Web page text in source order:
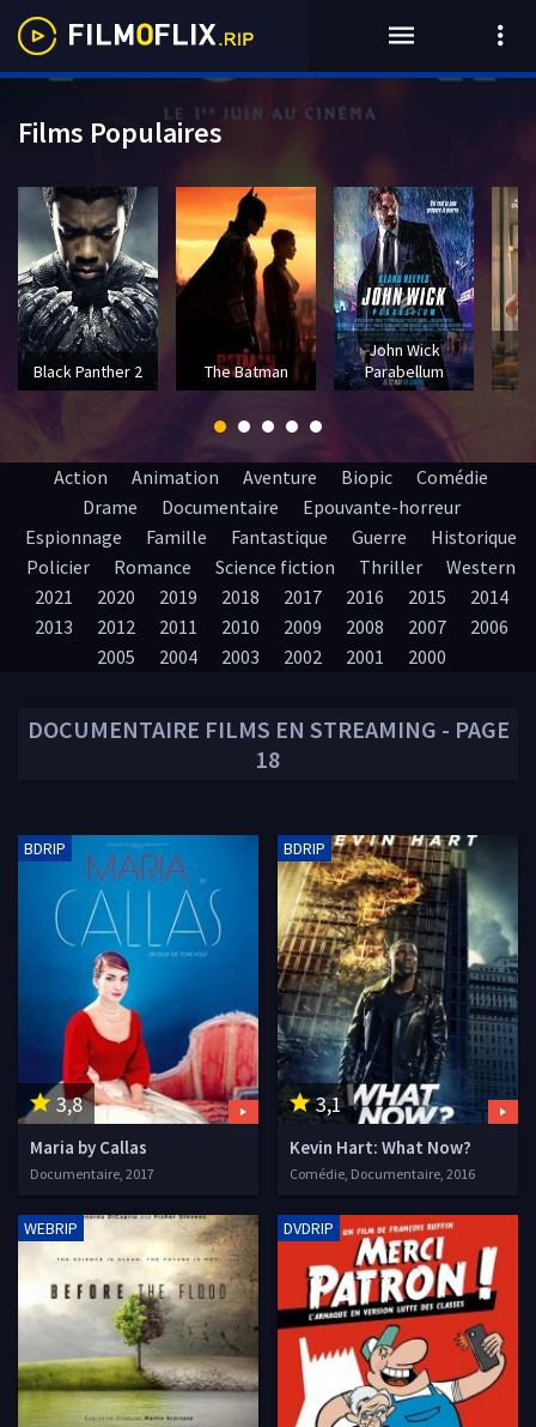
DOCUMENTAIRE FILMS EN STREAMING - PAGE
18
3,8
BDRIP
Maria by Callas
Documentaire, 2017
3,1
BDRIP
Kevin Hart: What Now?
Comédie, Documentaire, 2016
WEBRIP DVDRIP
Action Animation Aventure Biopic
Comédie
Drame
Documentaire
Epouvante-horreur
Espionnage
Famille Fantastique Guerre
Historique
Policier
Romance Science fiction Thriller
Western
2021
2020 2019 2018 2017 2016 2015
2014
2013
2012 2011 2010 2009 2008 2007
2006
2005
2004 2003 2002 2001 2000
Films Populaires
Black Panther 2 The Batman
John Wick
Parabellum